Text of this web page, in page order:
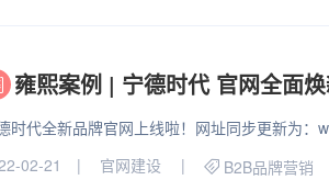
雍熙案例 | 宁德时代 官网全面
时代全新品牌官网上线啦！网址同步更新为：
02-21
官网建设 B2B品牌营销